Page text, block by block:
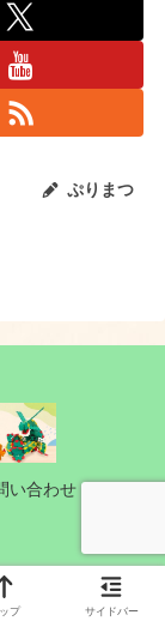
ぷりまつ
い合わせ
プ サイドバー